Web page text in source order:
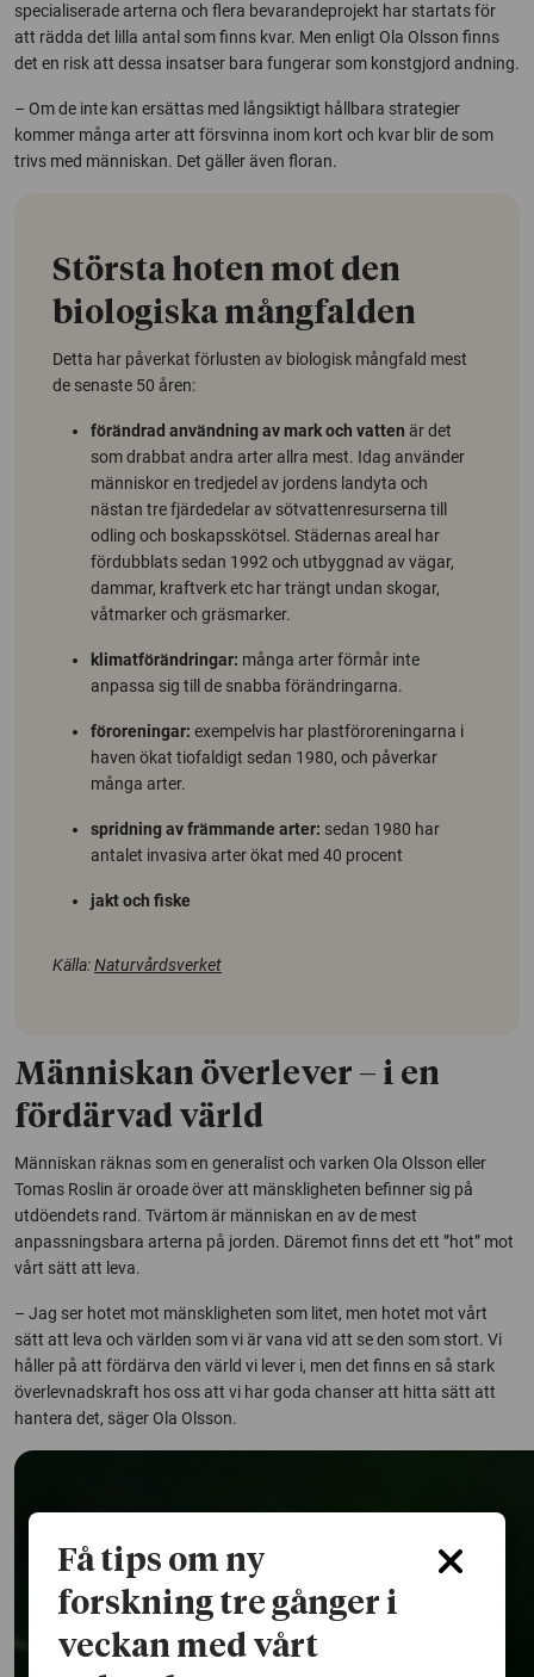
specialiserade arterna och flera bevarandeprojekt har startats för
att rädda det lilla antal som finns kvar. Men enligt Ola Olsson finns
det en risk att dessa insatser bara fungerar som konstgjord andning.
– Om de inte kan ersättas med långsiktigt hållbara strategier
kommer många arter att försvinna inom kort och kvar blir de som
trivs med människan. Det gäller även floran.
Största hoten mot den
biologiska mångfalden
Detta har påverkat förlusten av biologisk mångfald mest
de senaste 50 åren:
förändrad användning av mark och vatten är det
som drabbat andra arter allra mest. Idag använder
människor en tredjedel av jordens landyta och
nästan tre fjärdedelar av sötvattenresurserna till
odling och boskapsskötsel. Städernas areal har
fördubblats sedan 1992 och utbyggnad av vägar,
dammar, kraftverk etc har trängt undan skogar,
våtmarker och gräsmarker.
klimatförändringar: många arter förmår inte
anpassa sig till de snabba förändringarna.
föroreningar: exempelvis har plastföroreningarna i
haven ökat tiofaldigt sedan 1980, och påverkar
många arter.
spridning av främmande arter: sedan 1980 har
antalet invasiva arter ökat med 40 procent
jakt och fiske
Källa:Naturvårdsverket
Människan överlever – i en
fördärvad värld
Människan räknas som en generalist och varken Ola Olsson eller
Tomas Roslin är oroade över att mänskligheten befinner sig på
utdöendets rand. Tvärtom är människan en av de mest
anpassningsbara arterna på jorden. Däremot finns det ett ”hot” mot
vårt sätt att leva.
– Jag ser hotet mot mänskligheten som litet, men hotet mot vårt
sätt att leva och världen som vi är vana vid att se den som stort. Vi
håller på att fördärva den värld vi lever i, men det finns en så stark
överlevnadskraft hos oss att vi har goda chanser att hitta sätt att
hantera det, säger Ola Olsson.
Få tips om ny
forskning tre gånger i
veckan med vårt